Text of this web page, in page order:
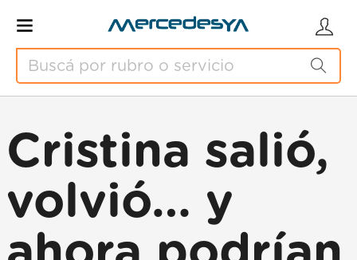
Cristina salió,
volvió… y